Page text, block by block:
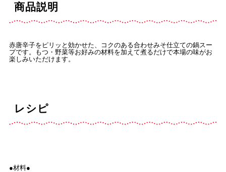
商品説明
赤唐辛子をピリッと効かせた、コクのある合わせみそ仕立ての鍋スー
プです。もつ・野菜等お好みの材料を加えて煮るだけで本場の味がお
楽しみいただけます。
レシピ
●材料●